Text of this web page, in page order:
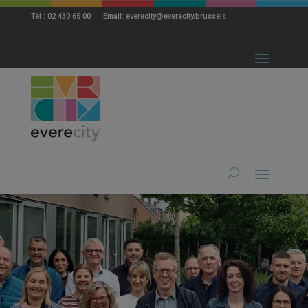
Tel : 02 430 65 00 Email: everecity@everecity.brussels
modal-check